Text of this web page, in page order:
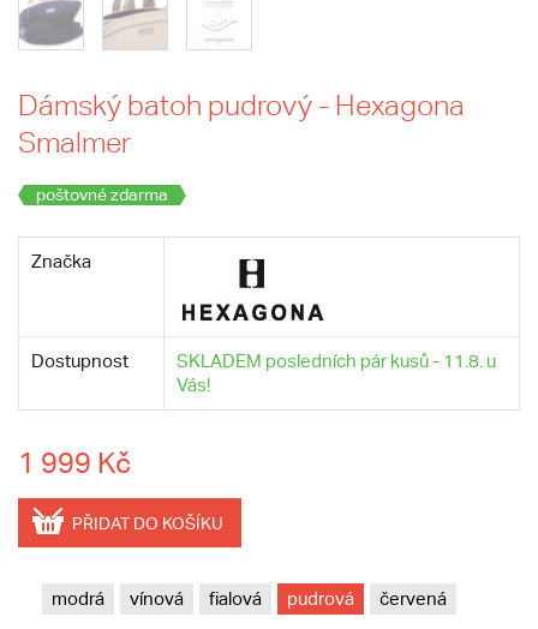
Dámský batoh pudrový - Hexagona
Smalmer
poštovné zdarma
Značka
Dostupnost
SKLADEM posledních pár kusů - 11.8. u
Vás!
1 999 Kč
PŘIDAT DO KOŠÍKU
modrá vínová fialová pudrová červená